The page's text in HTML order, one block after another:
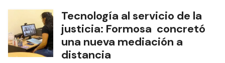
Tecnología al servicio de la
justicia: Formosa concretó
una nueva mediación a
distancia